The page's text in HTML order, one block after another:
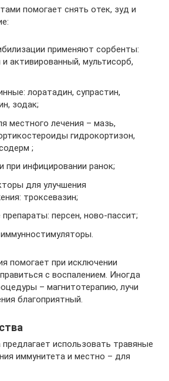
помогает снять отек, зуд и
применяют сорбенты:
и активированный, мультисорб,
лоратадин, супрастин,
зодак;
местного лечения – мазь,
гидрокортизон,
;
при инфицировании ранок;
для улучшения
троксевазин;
персен, ново-пассит;
помогает при исключении
с воспалением. Иногда
– магнитотерапию, лучи
благоприятный.
использовать травяные
иммунитета и местно – для